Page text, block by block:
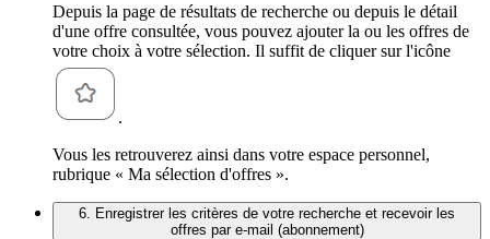
Depuis la page de résultats de recherche ou depuis le détail
d'une offre consultée, vous pouvez ajouter la ou les offres de
votre choix à votre sélection. Il suffit de cliquer sur l'icône
.
Vous les retrouverez ainsi dans votre espace personnel,
rubrique « Ma sélection d'offres ».
6. Enregistrer les critères de votre recherche et recevoir les
offres par e-mail (abonnement)